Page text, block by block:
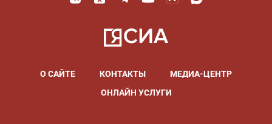
О САЙТЕ КОНТАКТЫ
МЕДИА-ЦЕНТР
ОНЛАЙН УСЛУГИ